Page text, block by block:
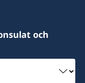
i
och